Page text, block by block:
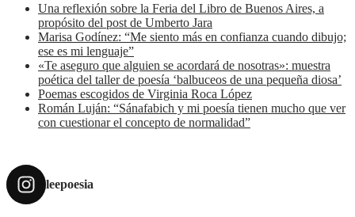
Una reflexión sobre la Feria del Libro de Buenos Aires, a
propósito del post de Umberto Jara
Marisa Godínez: “Me siento más en confianza cuando dibujo;
ese es mi lenguaje”
«Te aseguro que alguien se acordará de nosotras»: muestra
poética del taller de poesía ‘balbuceos de una pequeña diosa’
Poemas escogidos de Virginia Roca López
Román Luján: “Sánafabich y mi poesía tienen mucho que ver
con cuestionar el concepto de normalidad”
leepoesia